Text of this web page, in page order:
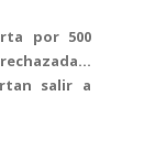
por 500
salir a